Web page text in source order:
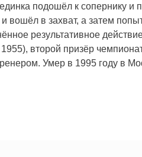
подошёл к сопернику и
вошёл в захват, а затем
результативное
второй призёр
Умер в 1995 году в